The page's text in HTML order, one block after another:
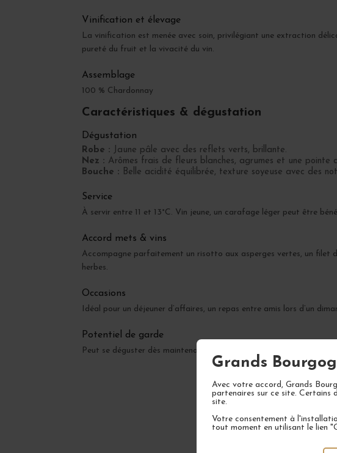
Grands
Avec votre accord, Grands
partenaires sur ce site. Certains
site.
Votre consentement à
tout moment en utilisant le lien
Vinification et élevage
La vinification est menée avec soin, privilégiant une extraction
pureté du fruit et la vivacité du vin.
Assemblage
100 % Chardonnay
Caractéristiques & dégustation
Dégustation
Robe : Jaune pâle avec des reflets verts, brillante.
Nez : Arômes frais de fleurs blanches, agrumes et une pointe
Bouche : Belle acidité équilibrée, texture soyeuse avec des
Service
À servir entre 11 et 13°C. Vin jeune, un carafage léger peut être
Accord mets & vins
Accompagne parfaitement un risotto aux asperges vertes, un filet
herbes.
Occasions
Idéal pour un déjeuner d’affaires, un repas entre amis lors d’un
Potentiel de garde
Peut se déguster dès maintenant mais gagnera en complexité sur